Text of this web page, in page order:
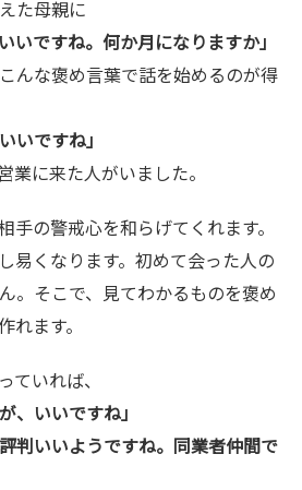
た母親に
いですね。何か月になりますか」
んな褒め言葉で話を始めるのが得
いですね」
業に来た人がいました。
手の警戒心を和らげてくれます。
易くなります。初めて会った人の
。そこで、見てわかるものを褒め
れます。
ていれば、
、いいですね」
判いいようですね。同業者仲間で